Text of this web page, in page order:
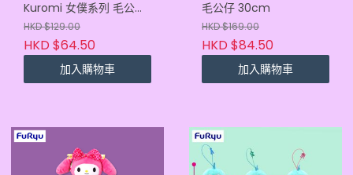
Kuromi 女僕系列 毛公仔
12cm
HKD $129.00
HKD $64.50
加入購物車
毛公仔 30cm
HKD $169.00
HKD $84.50
加入購物車